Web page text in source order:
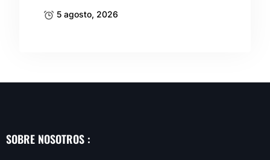
5 agosto, 2026
SOBRE NOSOTROS :